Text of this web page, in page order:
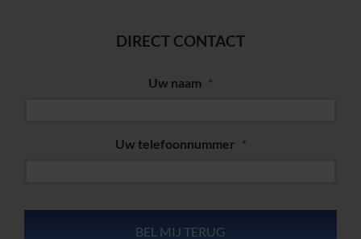
DIRECT CONTACT
Uw naam *
Uw telefoonnummer *